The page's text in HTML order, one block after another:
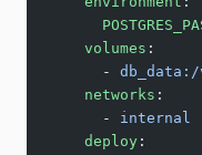
    volumes
:
      -
    networks
:
      -
internal
    deploy
: